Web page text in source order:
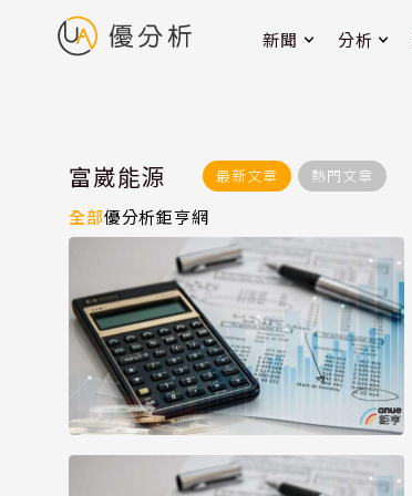
新聞 分析
富崴能源 最新文章 熱門文章
全部優分析鉅亨網